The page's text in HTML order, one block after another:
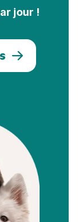
jour !